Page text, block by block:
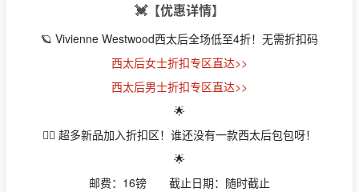
💓【优惠详情】
🪐 Vivienne Westwood西太后全场低至4折！无需折扣码
西太后女士折扣专区直达>>
西太后男士折扣专区直达>>
🌟
👉🏻 超多新品加入折扣区！谁还没有一款西太后包包呀！
🌟
邮费：16镑 截止日期：随时截止